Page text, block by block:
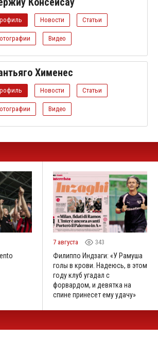
Новости Статьи
Видео
Хименес
Новости Статьи
Видео
7 августа 343
Филиппо Индзаги: «У Рамуша
голы в крови. Надеюсь, в этом
году клуб угадал с
форвардом, и девятка на
спине принесет ему удачу»